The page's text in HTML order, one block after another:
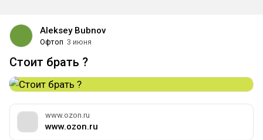
Aleksey Bubnov
Офтоп 3 июня
Стоит брать ?
www.ozon.ru
www.ozon.ru